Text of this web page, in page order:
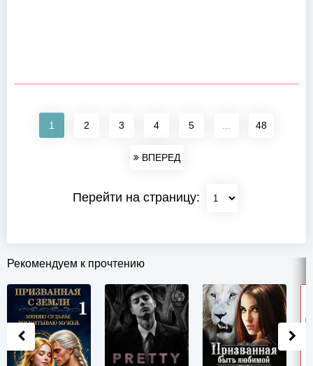
1 2 3 4 5 ... 48
ВПЕРЕД
Перейти на страницу:
Рекомендуем к прочтению